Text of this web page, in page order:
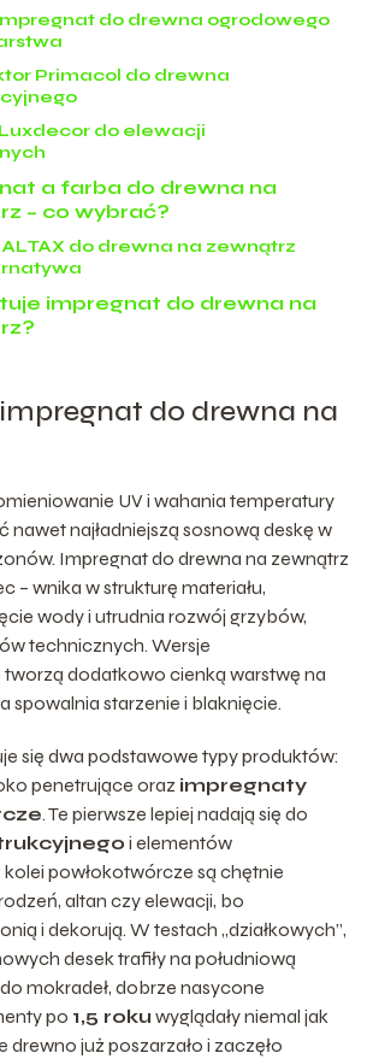
do drewna ogrodowego
Primacol do drewna
do elewacji
a farba do drewna na
– co wybrać?
do drewna na zewnątrz
impregnat do drewna na
impregnat do drewna na
UV i wahania temperatury
nawet najładniejszą sosnową deskę w
Impregnat do drewna na zewnątrz
– wnika w strukturę materiału,
wody i utrudnia rozwój grzybów,
technicznych. Wersje
dodatkowo cienką warstwę na
spowalnia starzenie i blaknięcie.
się dwa podstawowe typy produktów:
penetrujące oraz impregnaty
. Te pierwsze lepiej nadają się do
i elementów
powłokotwórcze są chętnie
altan czy elewacji, bo
i dekorują. W testach „działkowych”,
desek trafiły na południową
mokradeł, dobrze nasycone
po 1,5 roku wyglądały niemal jak
drewno już poszarzało i zaczęło